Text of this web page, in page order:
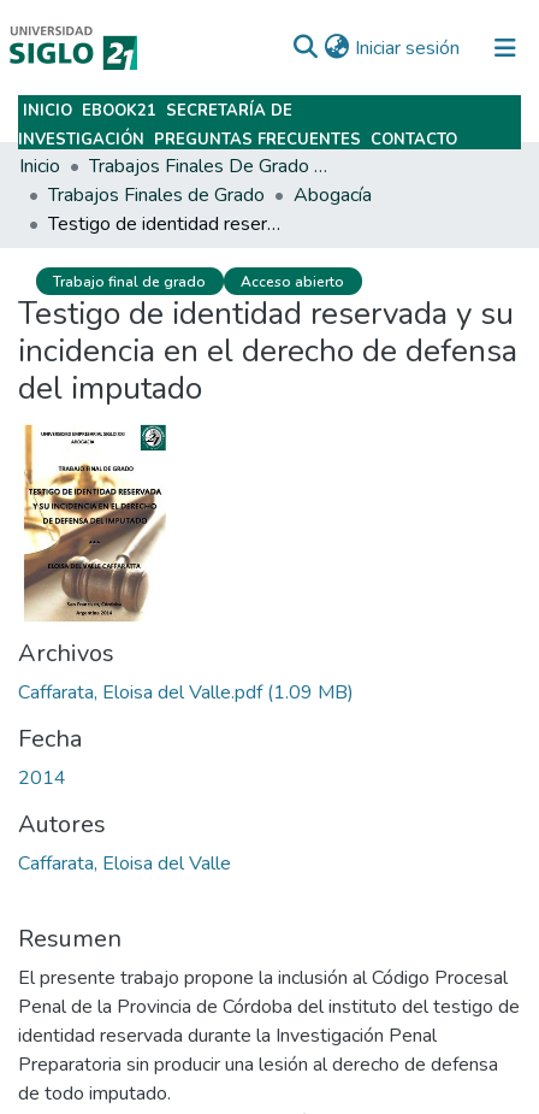
Iniciar sesión (current)
Subir
INICIO EBOOK21 SECRETARÍA DE
INVESTIGACIÓN PREGUNTAS FRECUENTES CONTACTO
Inicio
Trabajos Finales De Grado Y Posgrado
Trabajos Finales de Grado
Abogacía
Testigo de identidad reservada y su incidencia en el derecho de defensa del imputado
Trabajo final de grado Acceso abierto
Testigo de identidad reservada y su
incidencia en el derecho de defensa
del imputado
Archivos
Caffarata, Eloisa del Valle.pdf(1.09 MB)
Fecha
2014
Autores
Caffarata, Eloisa del Valle
Resumen
El presente trabajo propone la inclusión al Código Procesal
Penal de la Provincia de Córdoba del instituto del testigo de
identidad reservada durante la Investigación Penal
Preparatoria sin producir una lesión al derecho de defensa
de todo imputado.